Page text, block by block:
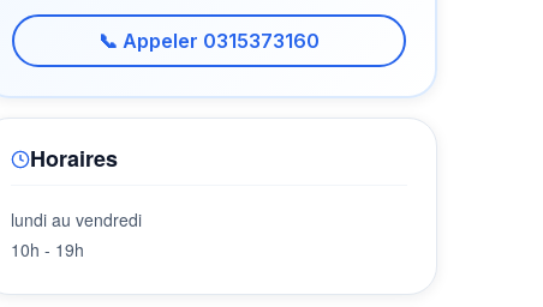
📞 Appeler 0315373160
Horaires
lundi au vendredi
10h - 19h